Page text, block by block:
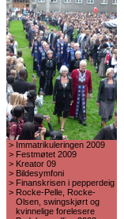
> Immatrikuleringen 2009
> Festmøtet 2009
> Kreator 09
> Bildesymfoni
> Finanskrisen i pepperdeig
> Rocke-Pelle, Rocke-
Olsen, swingskjørt og
kvinnelige forelesere